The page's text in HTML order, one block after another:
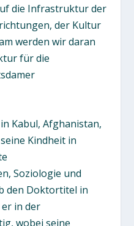
die Infrastruktur der
der Kultur
werden wir daran
für die
Kabul, Afghanistan,
Kindheit in
Soziologie und
den Doktortitel in
er in der
wobei seine